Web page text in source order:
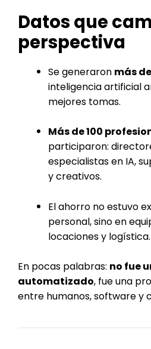
Datos que
perspectiva
Se generaron más
inteligencia artificial
mejores tomas.
Más de 100
participaron:
especialistas en IA,
y creativos.
El ahorro no estuvo
personal, sino en
locaciones y logística.
En pocas palabras: no fue
automatizado, fue una
entre humanos, software y